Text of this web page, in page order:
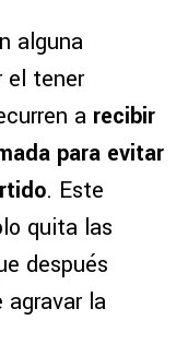
alguna
el tener
a recibir
para evitar
. Este
quita las
después
agravar la